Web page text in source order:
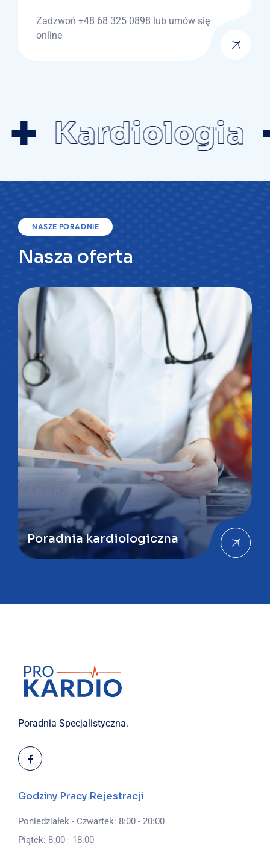
Zadzwoń +48 68 325 0898 lub umów się
online
Kardiologia
NASZE PORADNIE
Nasza oferta
Poradnia kardiologiczna
Poradnia Specjalistyczna.
Godziny Pracy Rejestracji
Poniedziałek - Czwartek: 8:00 - 20:00
Piątek: 8:00 - 18:00